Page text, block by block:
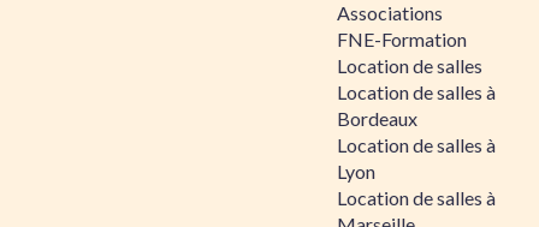
Associations
FNE-Formation
Location de salles
Location de salles à
Bordeaux
Location de salles à
Lyon
Location de salles à